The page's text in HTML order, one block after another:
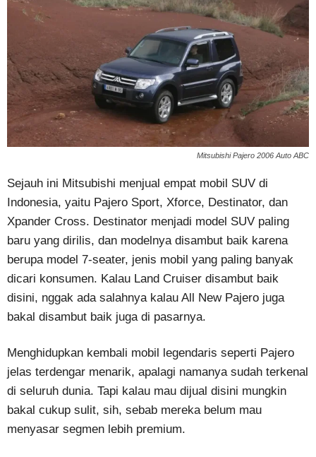
Mitsubishi Pajero 2006 Auto ABC
Sejauh ini Mitsubishi menjual empat mobil SUV di
Indonesia, yaitu Pajero Sport, Xforce, Destinator, dan
Xpander Cross. Destinator menjadi model SUV paling
baru yang dirilis, dan modelnya disambut baik karena
berupa model 7-seater, jenis mobil yang paling banyak
dicari konsumen. Kalau Land Cruiser disambut baik
disini, nggak ada salahnya kalau All New Pajero juga
bakal disambut baik juga di pasarnya.
Menghidupkan kembali mobil legendaris seperti Pajero
jelas terdengar menarik, apalagi namanya sudah terkenal
di seluruh dunia. Tapi kalau mau dijual disini mungkin
bakal cukup sulit, sih, sebab mereka belum mau
menyasar segmen lebih premium.